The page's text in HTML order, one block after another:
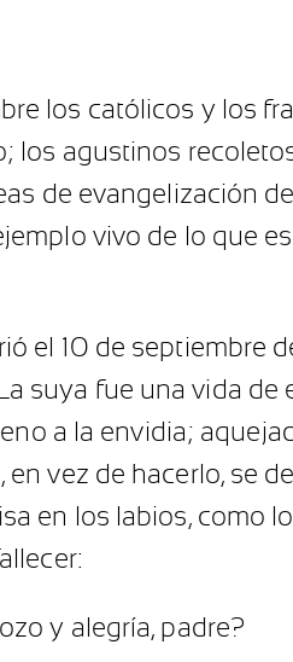
los católicos y los
los agustinos
de evangelización
vivo de lo que
el 10 de septiembre
suya fue una vida
a la envidia;
en vez de hacerlo, se
en los labios, como
y alegría, padre?